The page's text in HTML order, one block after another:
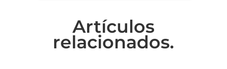
Artículos
relacionados.